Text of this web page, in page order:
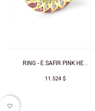
RING - E.SAFIR PINK HE...
11.524 $
favorite_border